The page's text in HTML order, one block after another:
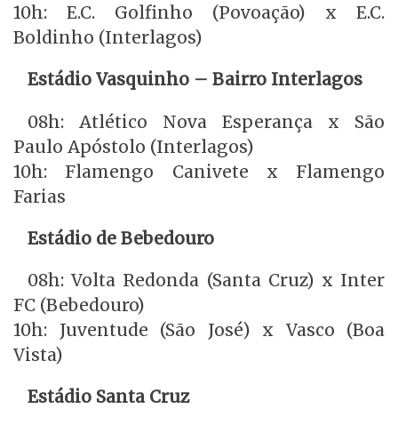
10h: E.C. Golfinho (Povoação) x E.C.
Boldinho (Interlagos)
Estádio Vasquinho – Bairro Interlagos
08h: Atlético Nova Esperança x São
Paulo Apóstolo (Interlagos)
10h: Flamengo Canivete x Flamengo
Farias
Estádio de Bebedouro
08h: Volta Redonda (Santa Cruz) x Inter
FC (Bebedouro)
10h: Juventude (São José) x Vasco (Boa
Vista)
Estádio Santa Cruz